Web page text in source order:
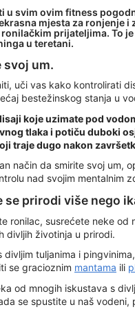
u svim ovim fitness
mjesta za ronjenje i
prijateljima. To
u teretani.
svoj um.
uči vas kako kontrolirati
bestežinskog stanja u
koje uzimate pod
tlaka i potiču duboki
traje dugo nakon
način da smirite svoj um,
nad svojim mentalnim
se prirodi više nego
ronilac, susrećete neke od
divljih životinja u prirodi.
divljim tuljanima i pingvinima,
se gracioznim mantama ili
od mnogih iskustava s
se spustite u naš vodeni,